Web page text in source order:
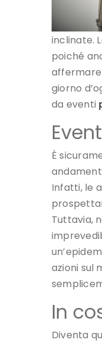
inclinate.
poiché
affermare
giorno
da eventi
È
Infatti, le
Tuttavia,
azioni sul
In
Diventa